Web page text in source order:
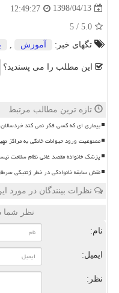
1398/04/13
12:49:27
5.0
/
5
تگهای خبر:
آموزش
این مطلب را می پسندید؟
تازه ترین مطالب مرتبط
بیماری ای که کسی فکر نمی کند
ممنوعیت ورود حیوانات خانگی به مراکز
پزشک خانواده مقصد غائی نظام سلامت
نقش سابقه خانوادگی در خطر ژنتیکی
نظرات بینندگان در مورد
نظر شما
نام:
ایمیل:
نظر: